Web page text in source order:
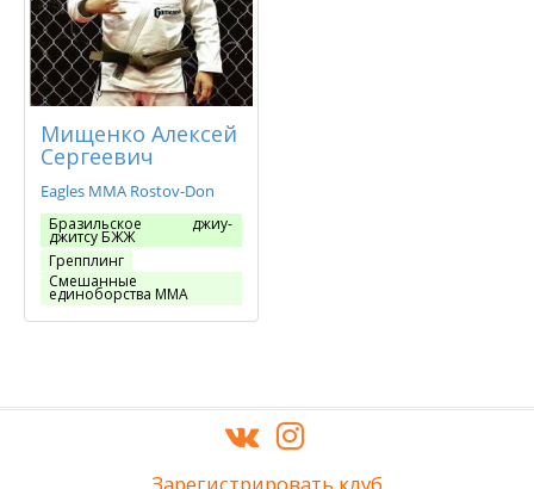
Мищенко Алексей
Сергеевич
Eagles MMA Rostov-Don
Бразильское джиу-
джитсу БЖЖ
Грепплинг
Смешанные
единоборства ММА